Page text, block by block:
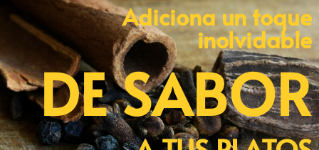
Adiciona un toque
inolvidable
DE SABOR